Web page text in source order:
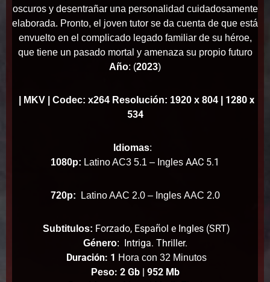
oscuros y desentrañar una personalidad cuidadosamente
elaborada. Pronto, el joven tutor se da cuenta de que está
envuelto en el complicado legado familiar de su héroe,
que tiene un pasado mortal y amenaza su propio futuro
Año: (2023)
| MKV | Codec: x264 Resolución: 1920 x 804 | 1280 x
534
Idiomas:
1080p: Latino AC3 5.1 – Ingles AAC 5.1
720p: Latino AAC 2.0 – Ingles AAC 2.0
Subtitulos: Forzado, Español e Ingles (SRT)
Género: Intriga. Thriller.
Duración: 1 Hora con 32 Minutos
Peso: 2 Gb | 952 Mb